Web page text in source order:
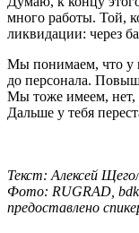
много работы. Той,
ликвидации: через
Мы понимаем, что у
до персонала.
Мы тоже имеем, нет,
Дальше у тебя
Текст: Алексей
Фото: RUGRAD,
предоставлено